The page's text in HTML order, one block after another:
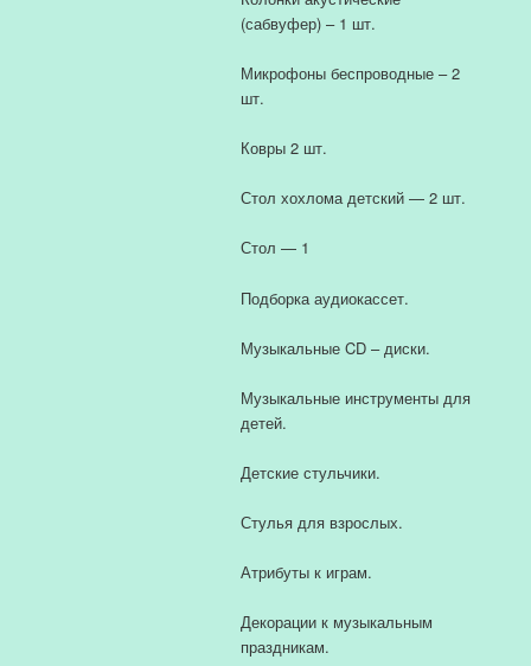
(сабвуфер) – 1 шт.
Микрофоны беспроводные – 2
шт.
Ковры 2 шт.
Стол хохлома детский — 2 шт.
Стол — 1
Подборка аудиокассет.
Музыкальные CD – диски.
Музыкальные инструменты для
детей.
Детские стульчики.
Стулья для взрослых.
Атрибуты к играм.
Декорации к музыкальным
праздникам.